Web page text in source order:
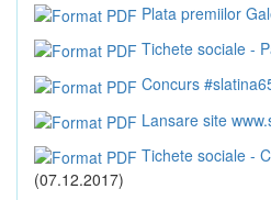
Plata premiilor
Tichete sociale -
Concurs
Lansare site
Tichete sociale -
(07.12.2017)